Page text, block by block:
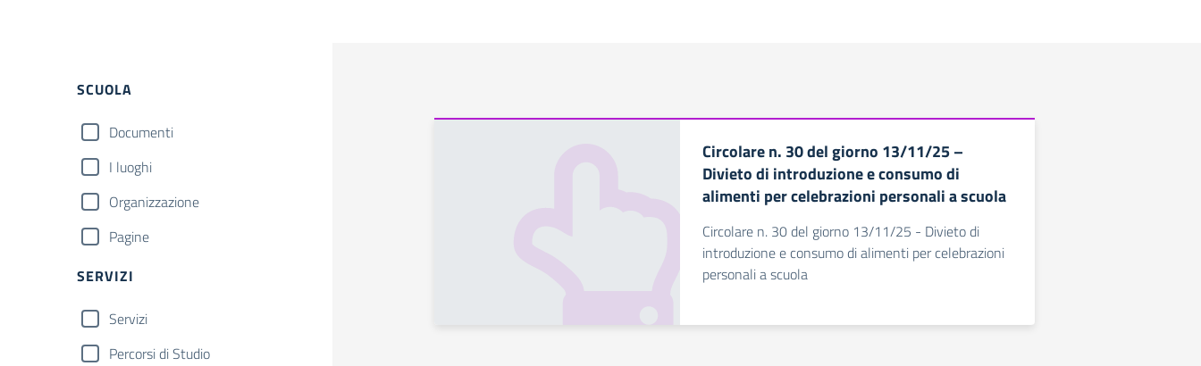
Filtri
SCUOLA
Documenti
I luoghi
Organizzazione
Pagine
SERVIZI
Servizi
Percorsi di Studio
Circolare n. 30 del giorno 13/11/25 –
Divieto di introduzione e consumo di
alimenti per celebrazioni personali a scuola
Circolare n. 30 del giorno 13/11/25 - Divieto di
introduzione e consumo di alimenti per celebrazioni
personali a scuola